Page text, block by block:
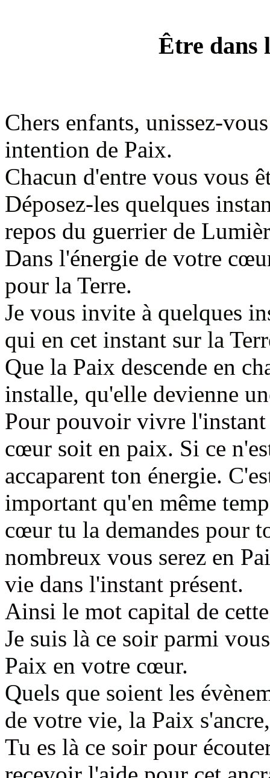
Être dans
Chers enfants, unissez-
intention de Paix.
Chacun d'entre vous vous
Déposez-les quelques
repos du guerrier de
Dans l'énergie de votre
pour la Terre.
Je vous invite à quelques
qui en cet instant sur la
Que la Paix descende en
installe, qu'elle devienne
Pour pouvoir vivre
cœur soit en paix. Si ce
accaparent ton énergie.
important qu'en même
cœur tu la demandes pour
nombreux vous serez en
vie dans l'instant présent.
Ainsi le mot capital de
Je suis là ce soir parmi
Paix en votre cœur.
Quels que soient les
de votre vie, la Paix s'ancre,
Tu es là ce soir pour